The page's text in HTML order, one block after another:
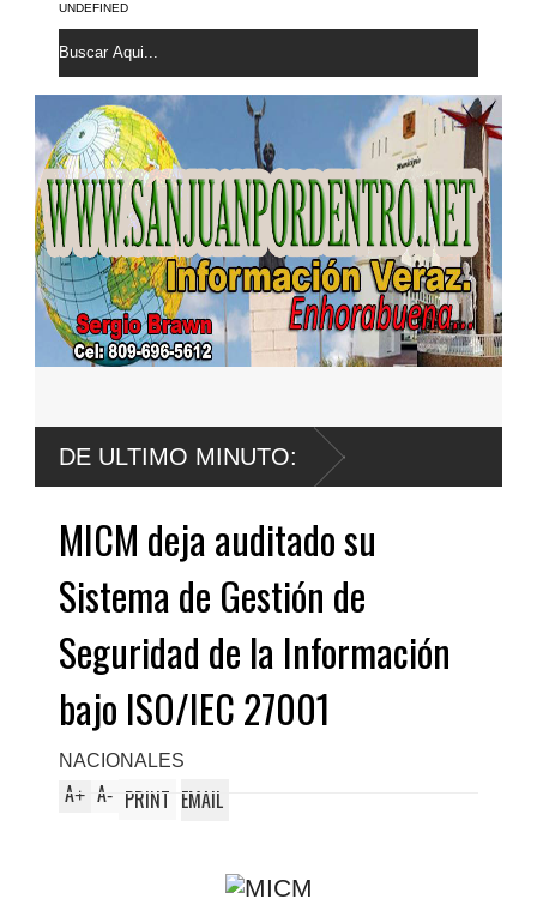
UNDEFINED
DE ULTIMO MINUTO:
MICM deja auditado su
Sistema de Gestión de
Seguridad de la Información
bajo ISO/IEC 27001
NACIONALES
A+ A- PRINT EMAIL